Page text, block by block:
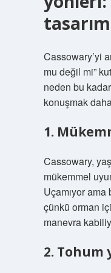
Cassowary’yi
mu değil mi”
neden bu
konuşmak
1.
Cassowary,
mükemmel
Uçamıyor
çünkü orman
manevra
2. Tohum